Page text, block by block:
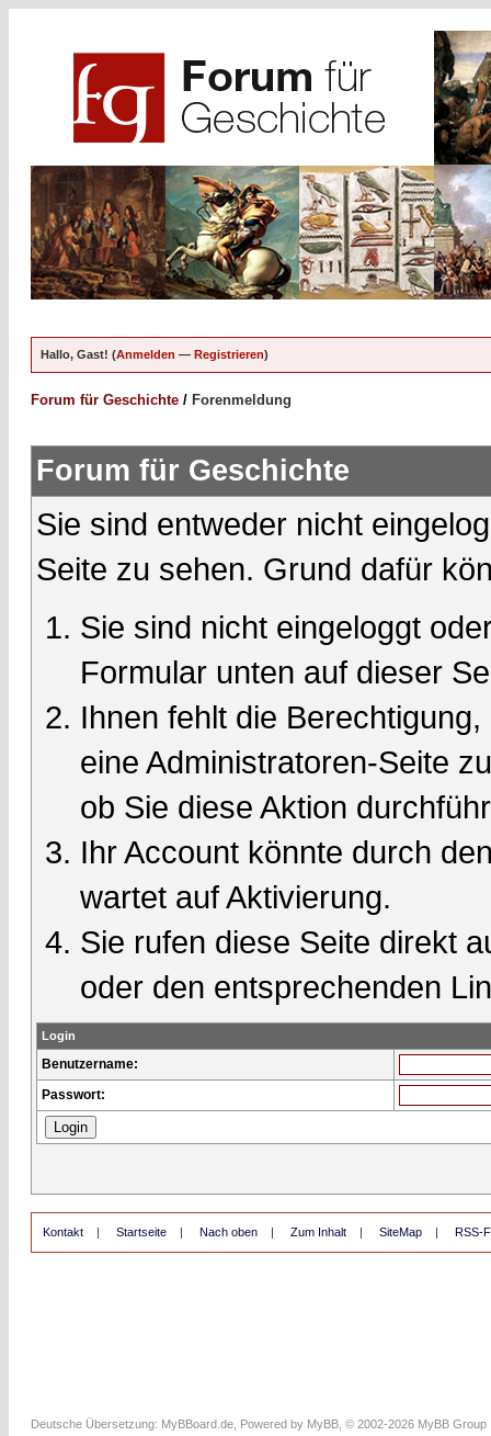
Hallo, Gast! (Anmelden — Registrieren)
Forum für Geschichte / Forenmeldung
Forum für Geschichte
Sie sind entweder nicht
Seite zu sehen. Grund dafür
Sie sind nicht eingeloggt
Formular unten auf dieser
Ihnen fehlt die
eine Administratoren-Seite
ob Sie diese Aktion
Ihr Account könnte durch
wartet auf Aktivierung.
Sie rufen diese Seite direkt
oder den entsprechenden
Login
Benutzername:
Passwort:
Kontakt | Startseite | Nach oben | Zum Inhalt | SiteMap | RSS-
Deutsche Übersetzung: MyBBoard.de , Powered by MyBB , © 2002-2026 MyBB Group